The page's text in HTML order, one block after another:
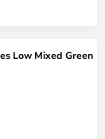
Low Mixed Green